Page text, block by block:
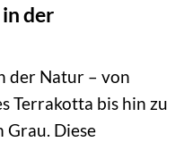
der
der Natur – von
Terrakotta bis hin zu
Grau. Diese